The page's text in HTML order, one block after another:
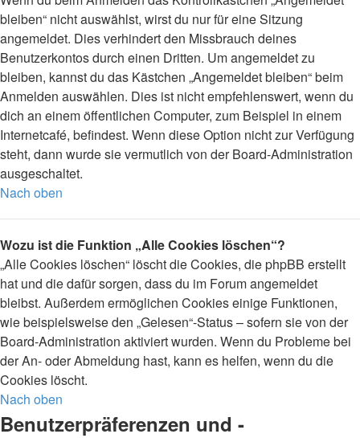
bleiben“ nicht auswählst, wirst du nur für eine Sitzung
angemeldet. Dies verhindert den Missbrauch deines
Benutzerkontos durch einen Dritten. Um angemeldet zu
bleiben, kannst du das Kästchen „Angemeldet bleiben“ beim
Anmelden auswählen. Dies ist nicht empfehlenswert, wenn du
dich an einem öffentlichen Computer, zum Beispiel in einem
Internetcafé, befindest. Wenn diese Option nicht zur Verfügung
steht, dann wurde sie vermutlich von der Board-Administration
ausgeschaltet.
Nach oben
Wozu ist die Funktion „Alle Cookies löschen“?
„Alle Cookies löschen“ löscht die Cookies, die phpBB erstellt
hat und die dafür sorgen, dass du im Forum angemeldet
bleibst. Außerdem ermöglichen Cookies einige Funktionen,
wie beispielsweise den „Gelesen“-Status – sofern sie von der
Board-Administration aktiviert wurden. Wenn du Probleme bei
der An- oder Abmeldung hast, kann es helfen, wenn du die
Cookies löscht.
Nach oben
Benutzerpräferenzen und -